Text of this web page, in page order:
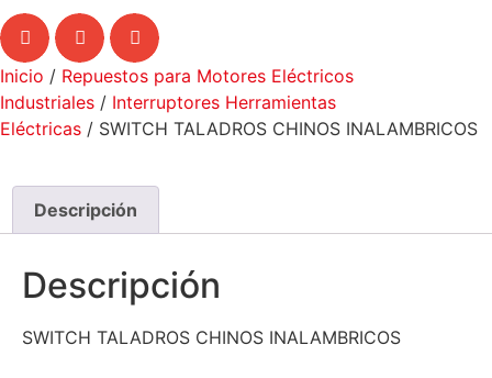
Inicio / Repuestos para Motores Eléctricos
Industriales / Interruptores Herramientas
Eléctricas / SWITCH TALADROS CHINOS INALAMBRICOS
Descripción
Descripción
SWITCH TALADROS CHINOS INALAMBRICOS